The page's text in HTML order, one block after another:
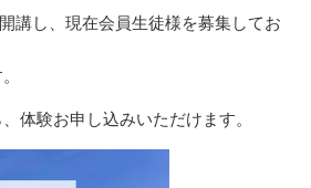
講し、現在会員生徒様を募集してお
体験お申し込みいただけます。